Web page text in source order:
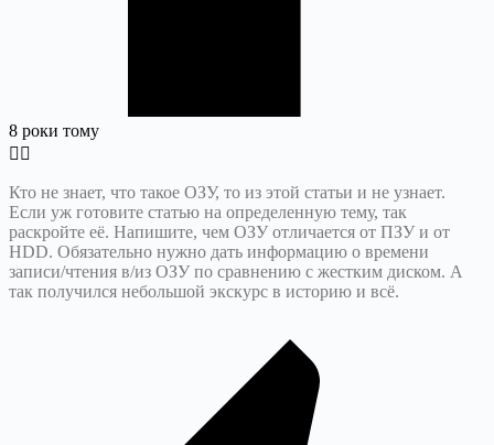
8 роки тому
Кто не знает, что такое ОЗУ, то из этой статьи и не узнает.
Если уж готовите статью на определенную тему, так
раскройте её. Напишите, чем ОЗУ отличается от ПЗУ и от
HDD. Обязательно нужно дать информацию о времени
записи/чтения в/из ОЗУ по сравнению с жестким диском. А
так получился небольшой экскурс в историю и всё.